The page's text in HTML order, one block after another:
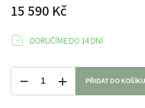
15 590 Kč
DORUČÍME DO 14 DNÍ
PŘIDAT DO KOŠÍKU